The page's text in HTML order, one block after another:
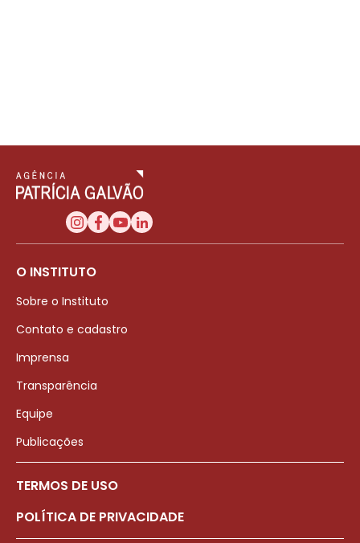
O INSTITUTO
Sobre o Instituto
Contato e cadastro
Imprensa
Transparência
Equipe
Publicações
TERMOS DE USO
POLÍTICA DE PRIVACIDADE